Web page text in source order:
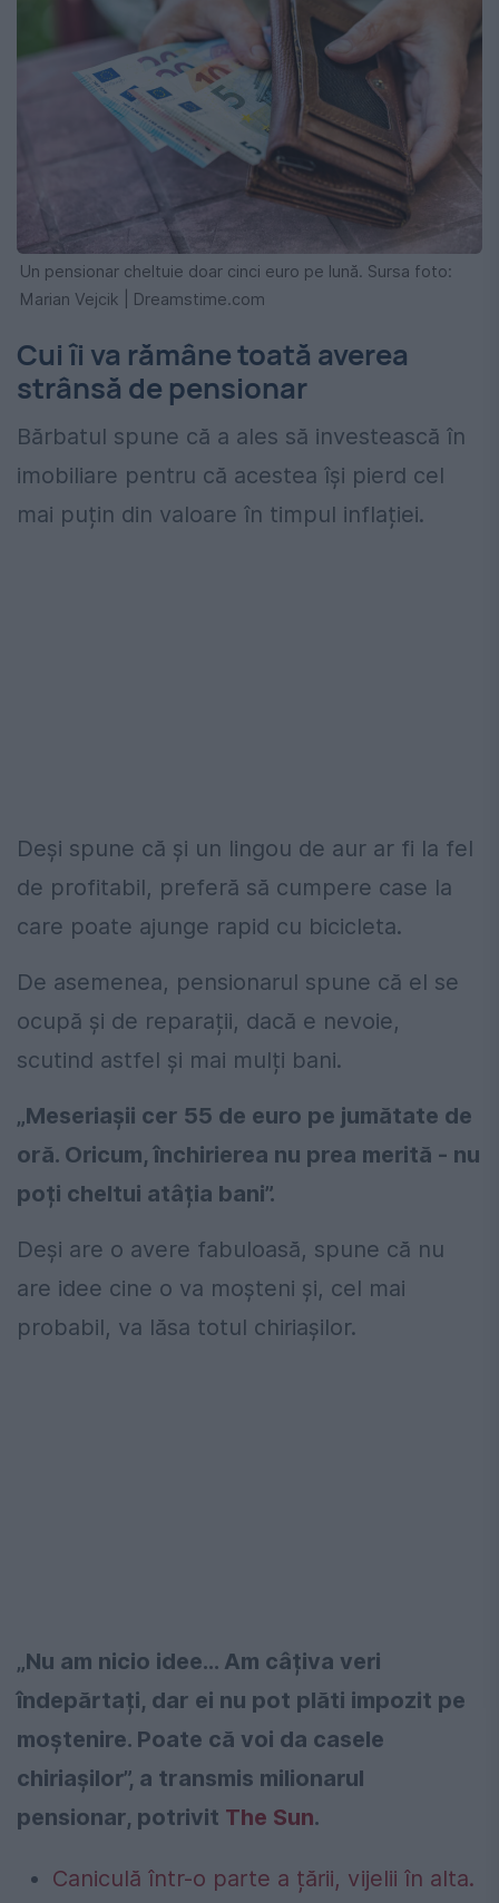
Un pensionar cheltuie doar cinci euro pe lună. Sursa foto:
Marian Vejcik | Dreamstime.com
Cui îi va rămâne toată averea
strânsă de pensionar
Bărbatul spune că a ales să investească în
imobiliare pentru că acestea își pierd cel
mai puțin din valoare în timpul inflației.
Deși spune că și un lingou de aur ar fi la fel
de profitabil, preferă să cumpere case la
care poate ajunge rapid cu bicicleta.
De asemenea, pensionarul spune că el se
ocupă și de reparații, dacă e nevoie,
scutind astfel și mai mulți bani.
„Meseriașii cer 55 de euro pe jumătate de
oră. Oricum, închirierea nu prea merită - nu
poți cheltui atâția bani”.
Deși are o avere fabuloasă, spune că nu
are idee cine o va moșteni și, cel mai
probabil, va lăsa totul chiriașilor.
„Nu am nicio idee... Am câțiva veri
îndepărtați, dar ei nu pot plăti impozit pe
moștenire. Poate că voi da casele
chiriașilor”, a transmis milionarul
pensionar, potrivit The Sun.
Caniculă într-o parte a țării, vijelii în alta.